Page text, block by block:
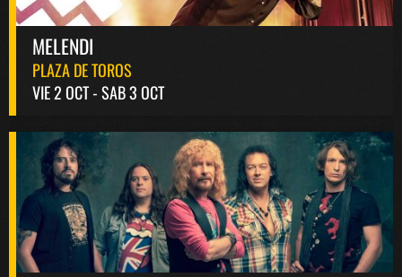
MELENDI
PLAZA DE TOROS
VIE 2 OCT - SAB 3 OCT